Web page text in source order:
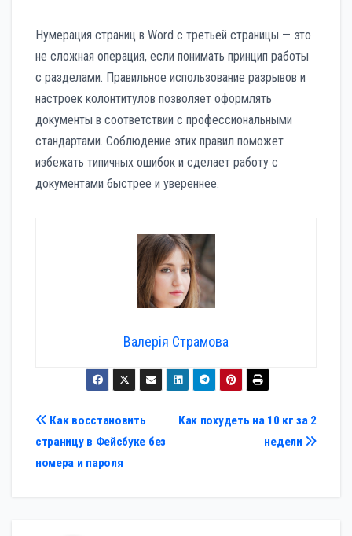
Нумерация страниц в Word с третьей страницы — это
не сложная операция, если понимать принцип работы
с разделами. Правильное использование разрывов и
настроек колонтитулов позволяет оформлять
документы в соответствии с профессиональными
стандартами. Соблюдение этих правил поможет
избежать типичных ошибок и сделает работу с
документами быстрее и увереннее.
Валерія Страмова
Навигация
по
записям
Как похудеть на 10 кг за 2
недели
Как восстановить
страницу в Фейсбуке без
номера и пароля